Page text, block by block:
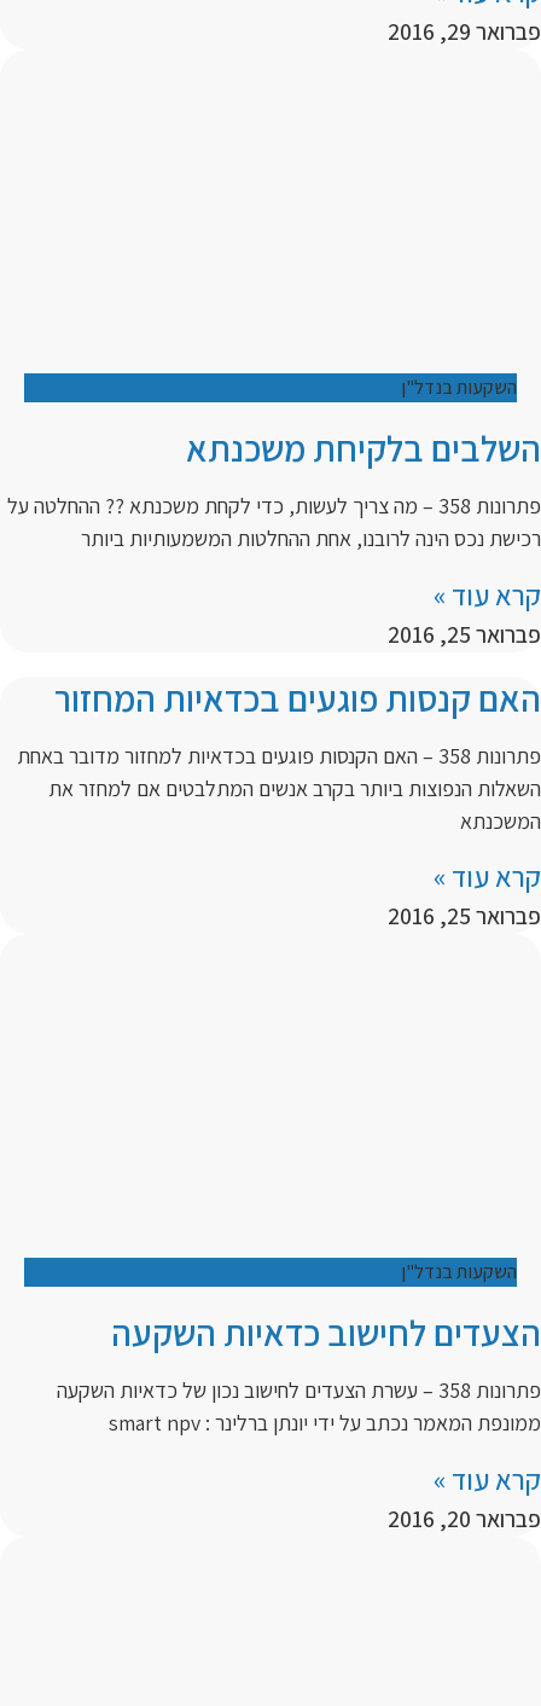
פברואר 29, 2016
השקעות בנדל"ן
השלבים בלקיחת משכנתא
פתרונות 358 – מה צריך לעשות, כדי לקחת משכנתא ?? ההחלטה על
רכישת נכס הינה לרובנו, אחת ההחלטות המשמעותיות ביותר
קרא עוד »
פברואר 25, 2016
האם קנסות פוגעים בכדאיות המחזור
פתרונות 358 – האם הקנסות פוגעים בכדאיות למחזור מדובר באחת
השאלות הנפוצות ביותר בקרב אנשים המתלבטים אם למחזר את
המשכנתא
קרא עוד »
פברואר 25, 2016
השקעות בנדל"ן
הצעדים לחישוב כדאיות השקעה
פתרונות 358 – עשרת הצעדים לחישוב נכון של כדאיות השקעה
ממונפת המאמר נכתב על ידי יונתן ברלינר : smart npv
קרא עוד »
פברואר 20, 2016